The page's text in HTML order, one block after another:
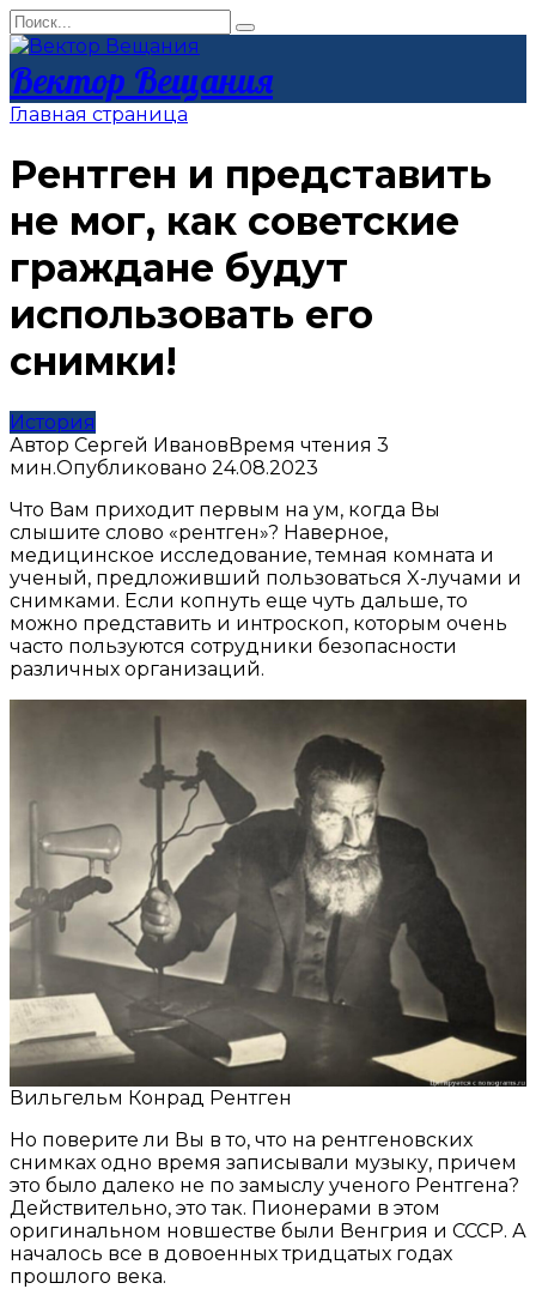
Перейти
к
контенту
Search
for:
Вектор Вещания
Главная страница
Рентген и представить
не мог, как советские
граждане будут
использовать его
снимки!
История
Автор Сергей ИвановВремя чтения 3
мин.Опубликовано 24.08.2023
Что Вам приходит первым на ум, когда Вы
слышите слово «рентген»? Наверное,
медицинское исследование, темная комната и
ученый, предложивший пользоваться X-лучами и
снимками. Если копнуть еще чуть дальше, то
можно представить и интроскоп, которым очень
часто пользуются сотрудники безопасности
различных организаций.
Вильгельм Конрад Рентген
Но поверите ли Вы в то, что на рентгеновских
снимках одно время записывали музыку, причем
это было далеко не по замыслу ученого Рентгена?
Действительно, это так. Пионерами в этом
оригинальном новшестве были Венгрия и СССР. А
началось все в довоенных тридцатых годах
прошлого века.